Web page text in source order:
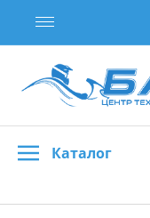
Каталог